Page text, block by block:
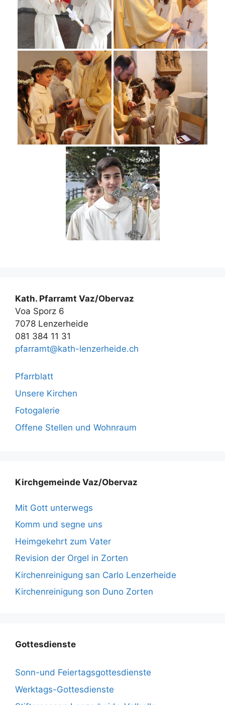
Kath. Pfarramt Vaz/Obervaz
Voa Sporz 6
7078 Lenzerheide
081 384 11 31
pfarramt@kath-lenzerheide.ch
Pfarrblatt
Unsere Kirchen
Fotogalerie
Offene Stellen und Wohnraum
Kirchgemeinde Vaz/Obervaz
Mit Gott unterwegs
Komm und segne uns
Heimgekehrt zum Vater
Revision der Orgel in Zorten
Kirchenreinigung san Carlo Lenzerheide
Kirchenreinigung son Duno Zorten
Gottesdienste
Sonn-und Feiertagsgottesdienste
Werktags-Gottesdienste